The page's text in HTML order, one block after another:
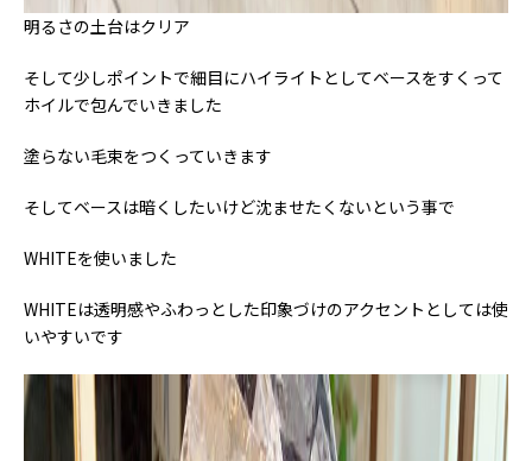
明るさの土台はクリア
そして少しポイントで細目にハイライトとしてベースをすくって
ホイルで包んでいきました
塗らない毛束をつくっていきます
そしてベースは暗くしたいけど沈ませたくないという事で
WHITEを使いました
WHITEは透明感やふわっとした印象づけのアクセントとしては使
いやすいです